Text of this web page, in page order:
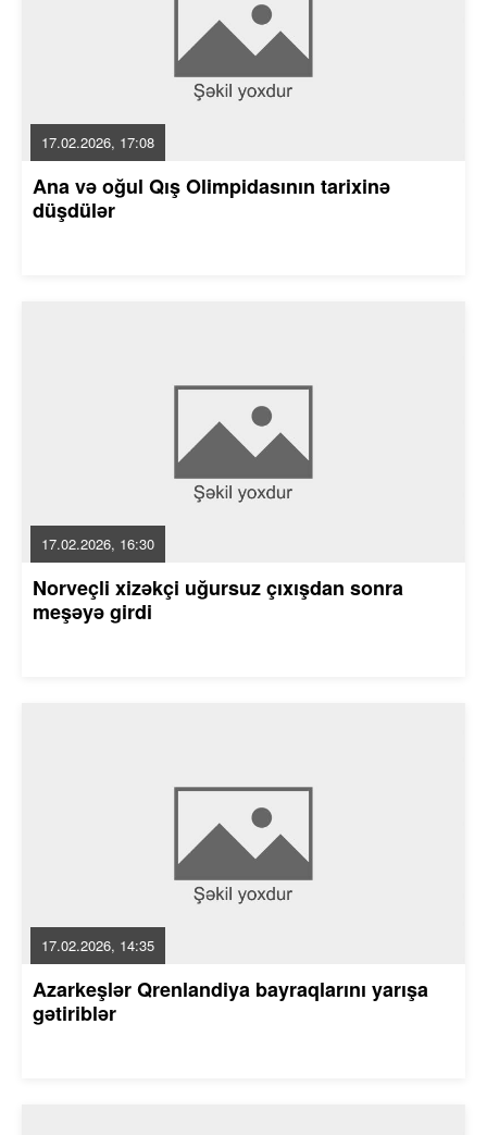
17.02.2026, 17:08
Ana və oğul Qış Olimpidasının tarixinə
düşdülər
17.02.2026, 16:30
Norveçli xizəkçi uğursuz çıxışdan sonra
meşəyə girdi
17.02.2026, 14:35
Azarkeşlər Qrenlandiya bayraqlarını yarışa
gətiriblər